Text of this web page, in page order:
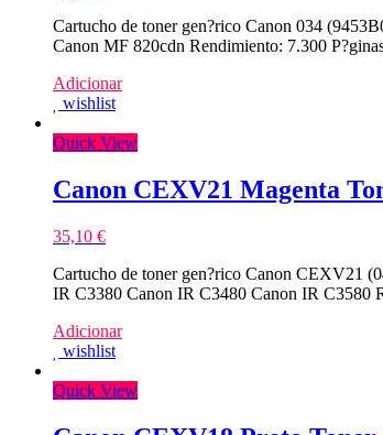
Cartucho de toner gen?rico Canon 034
Canon MF 820cdn Rendimiento: 7.300
Adicionar
wishlist
Quick View
Canon CEXV21 Magenta
35,10 €
Cartucho de toner gen?rico Canon CEXV21
IR C3380 Canon IR C3480 Canon IR C3580
Adicionar
wishlist
Quick View